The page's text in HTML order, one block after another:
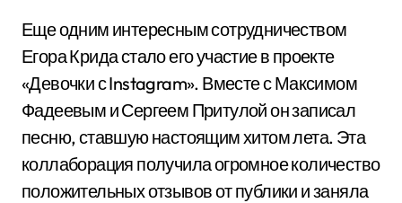
Еще одним интересным сотрудничеством
Егора Крида стало его участие в проекте
«Девочки с Instagram». Вместе с Максимом
Фадеевым и Сергеем Притулой он записал
песню, ставшую настоящим хитом лета. Эта
коллаборация получила огромное количество
положительных отзывов от публики и заняла